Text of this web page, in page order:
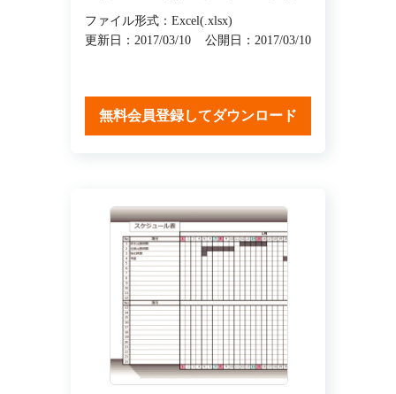
ファイル形式：Excel(.xlsx)
更新日：2017/03/10
公開日：2017/03/10
無料会員登録してダウンロード